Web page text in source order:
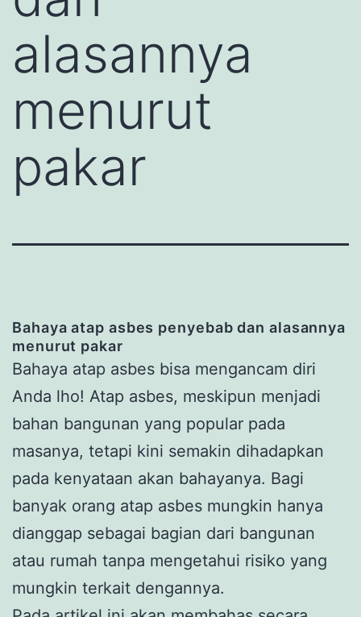
alasannya
menurut
pakar
Bahaya atap asbes penyebab dan alasannya
menurut pakar
Bahaya atap asbes bisa mengancam diri
Anda lho! Atap asbes, meskipun menjadi
bahan bangunan yang popular pada
masanya, tetapi kini semakin dihadapkan
pada kenyataan akan bahayanya. Bagi
banyak orang atap asbes mungkin hanya
dianggap sebagai bagian dari bangunan
atau rumah tanpa mengetahui risiko yang
mungkin terkait dengannya.